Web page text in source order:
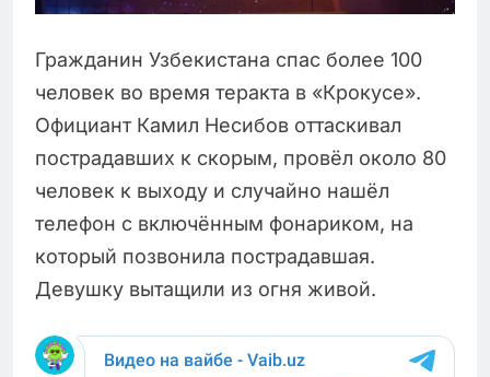
Гражданин Узбекистана спас более 100
человек во время теракта в «Крокусе».
Официант Камил Несибов оттаскивал
пострадавших к скорым, провёл около 80
человек к выходу и случайно нашёл
телефон с включённым фонариком, на
который позвонила пострадавшая.
Девушку вытащили из огня живой.